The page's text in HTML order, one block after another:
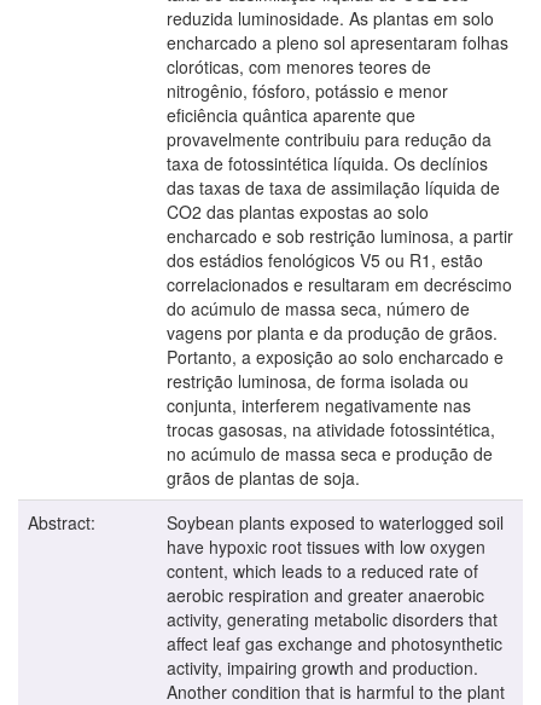
reduzida luminosidade. As plantas em solo
encharcado a pleno sol apresentaram folhas
cloróticas, com menores teores de
nitrogênio, fósforo, potássio e menor
eficiência quântica aparente que
provavelmente contribuiu para redução da
taxa de fotossintética líquida. Os declínios
das taxas de taxa de assimilação líquida de
CO2 das plantas expostas ao solo
encharcado e sob restrição luminosa, a partir
dos estádios fenológicos V5 ou R1, estão
correlacionados e resultaram em decréscimo
do acúmulo de massa seca, número de
vagens por planta e da produção de grãos.
Portanto, a exposição ao solo encharcado e
restrição luminosa, de forma isolada ou
conjunta, interferem negativamente nas
trocas gasosas, na atividade fotossintética,
no acúmulo de massa seca e produção de
grãos de plantas de soja.
Abstract:
Soybean plants exposed to waterlogged soil
have hypoxic root tissues with low oxygen
content, which leads to a reduced rate of
aerobic respiration and greater anaerobic
activity, generating metabolic disorders that
affect leaf gas exchange and photosynthetic
activity, impairing growth and production.
Another condition that is harmful to the plant